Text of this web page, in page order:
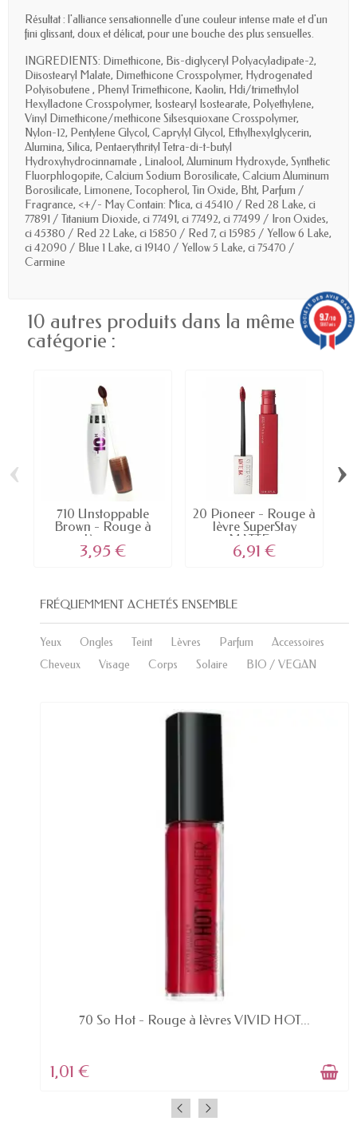
Résultat : l'alliance sensationnelle d'une couleur intense mate et d'un
fini glissant, doux et délicat, pour une bouche des plus sensuelles.
INGREDIENTS: Dimethicone, Bis-diglyceryl Polyacyladipate-2,
Diisostearyl Malate, Dimethicone Crosspolymer, Hydrogenated
Polyisobutene , Phenyl Trimethicone, Kaolin, Hdi/trimethylol
Hexyllactone Crosspolymer, Isostearyl Isostearate, Polyethylene,
Vinyl Dimethicone/methicone Silsesquioxane Crosspolymer,
Nylon-12, Pentylene Glycol, Caprylyl Glycol, Ethylhexylglycerin,
Alumina, Silica, Pentaerythrityl Tetra-di-t-butyl
Hydroxyhydrocinnamate , Linalool, Aluminum Hydroxyde, Synthetic
Fluorphlogopite, Calcium Sodium Borosilicate, Calcium Aluminum
Borosilicate, Limonene, Tocopherol, Tin Oxide, Bht, Parfum /
Fragrance, <+/- May Contain: Mica, ci 45410 / Red 28 Lake, ci
77891 / Titanium Dioxide, ci 77491, ci 77492, ci 77499 / Iron Oxides,
ci 45380 / Red 22 Lake, ci 15850 / Red 7, ci 15985 / Yellow 6 Lake,
ci 42090 / Blue 1 Lake, ci 19140 / Yellow 5 Lake, ci 75470 /
Carmine
10 autres produits dans la même
catégorie :
710 Unstoppable
Brown - Rouge à
lèvre...
3,95 €
20 Pioneer - Rouge à
lèvre SuperStay
MATTE...
6,91 €
‹ ›
FRÉQUEMMENT ACHETÉS ENSEMBLE
Yeux Ongles Teint Lèvres Parfum
Accessoires
Cheveux
Visage Corps Solaire BIO / VEGAN
EN STOCK
70 So Hot - Rouge à lèvres VIVID HOT...
1,01 €
9.7/10
5887 avis